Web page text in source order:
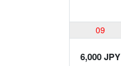
09
6,000 JPY